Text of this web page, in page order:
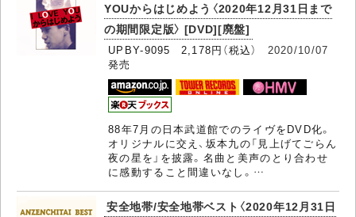
YOUからはじめよう〈2020年12月31日まで
の期間限定版〉 [DVD][廃盤]
UPBY-9095 2,178円（税込） 2020/10/07
発売
88年7月の日本武道館でのライヴをDVD化。
オリジナルに交え、坂本九の「見上げてごらん
夜の星を」を披露。名曲と美声のとり合わせ
に感動すること間違いなし。…
安全地帯/安全地帯ベスト〈2020年12月31日